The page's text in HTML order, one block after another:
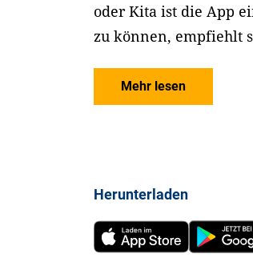
oder Kita ist die App
zu können, empfiehlt
Mehr lesen
Herunterladen